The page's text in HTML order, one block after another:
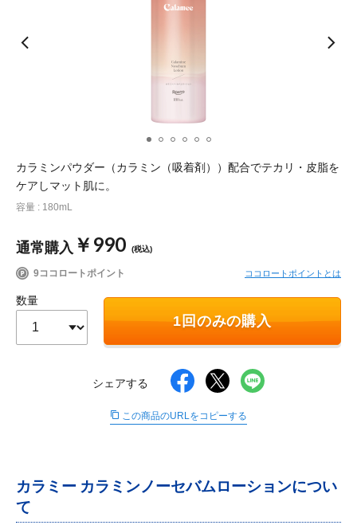
ログイン / 新規会員登録
商品を探す
サプリメント・食品
∟ 美容サプリメント
∟ 美容サプリメント
医薬品・目薬
お得にお買い物
おトクなロート定期便
読みもの
ご利用ガイド
個人情報の取り扱い
カラミンパウダー（カラミン（吸着剤））配合でテカリ・皮脂を
ケアしマット肌に。
容量 : 180mL
通常購入 ￥990 (税込)
9ココロートポイント ココロートポイントとは
数量
1回のみの購入
シェアする
この商品のURLをコピーする
カラミー カラミンノーセバムローションについ
て